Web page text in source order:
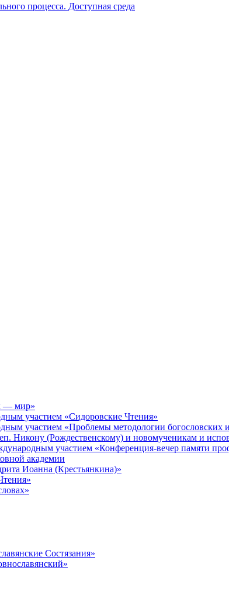
процесса. Доступная среда
— мир»
участием «Сидоровские Чтения»
участием «Проблемы методологии богословских
Никону (Рождественскому) и новомученикам и
участием «Конференция-вечер памяти
академии
Иоанна (Крестьянкина)»
Состязания»